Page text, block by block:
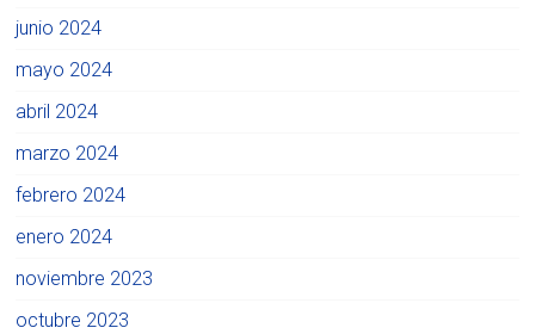
junio 2024
mayo 2024
abril 2024
marzo 2024
febrero 2024
enero 2024
noviembre 2023
octubre 2023